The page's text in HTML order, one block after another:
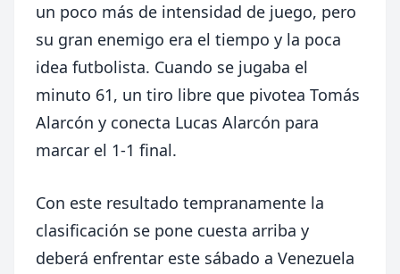
un poco más de intensidad de juego, pero
su gran enemigo era el tiempo y la poca
idea futbolista. Cuando se jugaba el
minuto 61, un tiro libre que pivotea Tomás
Alarcón y conecta Lucas Alarcón para
marcar el 1-1 final.
Con este resultado tempranamente la
clasificación se pone cuesta arriba y
deberá enfrentar este sábado a Venezuela